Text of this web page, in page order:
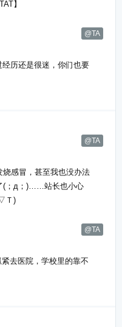
】
@TA
经历还是很迷，你们也要
@TA
感冒，甚至我也没办法
(；д；)……站长也小心
Ｔ)
@TA
去医院，学校里的靠不